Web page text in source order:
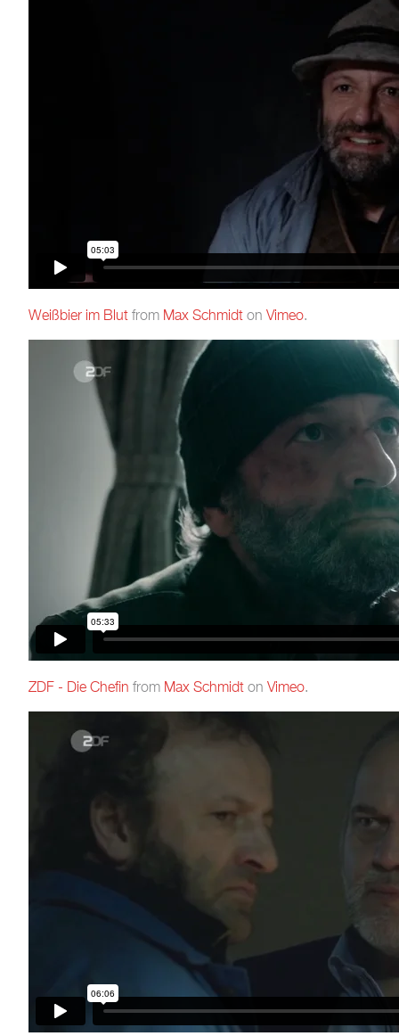
Weißbier im Blut from Max Schmidt on Vimeo.
ZDF - Die Chefin from Max Schmidt on Vimeo.